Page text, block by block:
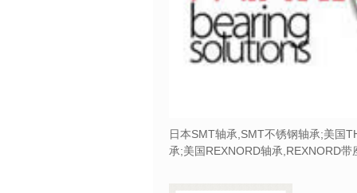
日本SMT轴承,SMT不锈钢轴承;美国
承;美国REXNORD轴承,REXNORD带